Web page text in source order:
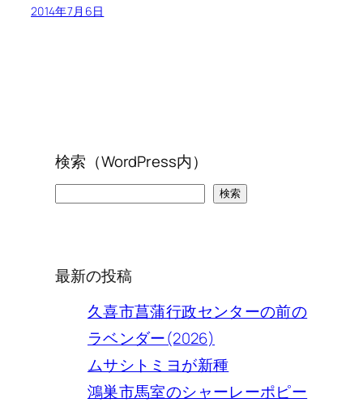
2014年7月6日
検索（WordPress内）
検索
最新の投稿
久喜市菖蒲行政センターの前の
ラベンダー(2026)
ムサシトミヨが新種
鴻巣市馬室のシャーレーポピー